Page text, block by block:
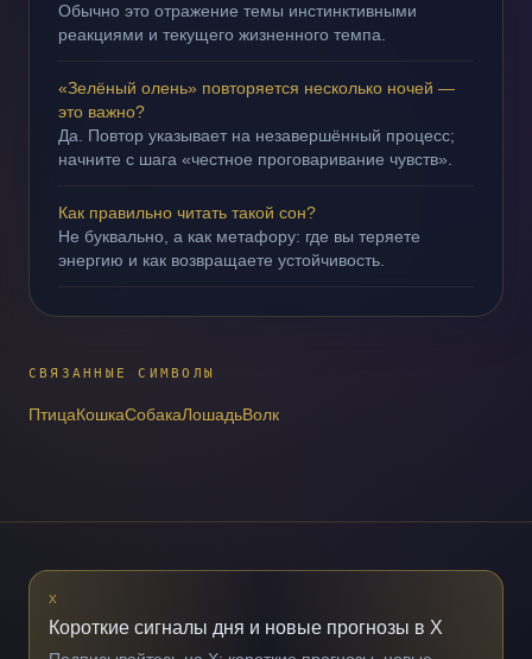
Обычно это отражение темы инстинктивными
реакциями и текущего жизненного темпа.
«Зелёный олень» повторяется несколько ночей —
это важно?
Да. Повтор указывает на незавершённый процесс;
начните с шага «честное проговаривание чувств».
Как правильно читать такой сон?
Не буквально, а как метафору: где вы теряете
энергию и как возвращаете устойчивость.
СВЯЗАННЫЕ СИМВОЛЫ
ПтицаКошкаСобакаЛошадьВолк
X
Короткие сигналы дня и новые прогнозы в X